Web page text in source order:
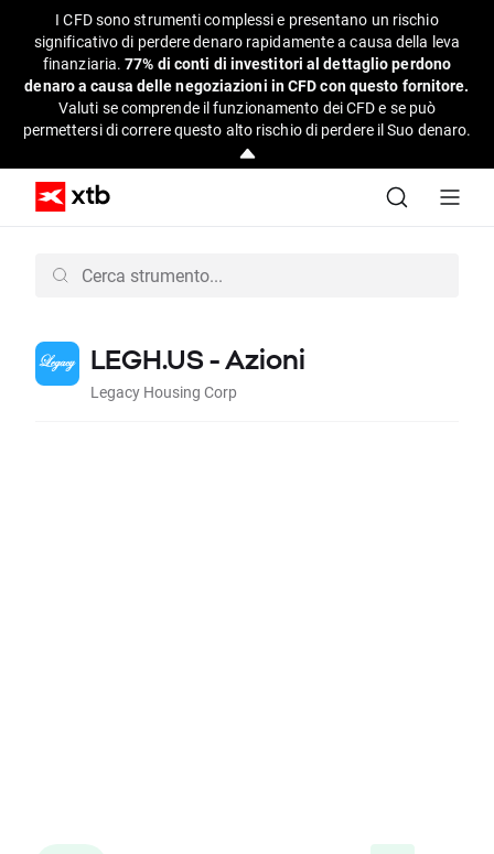
I CFD sono strumenti complessi e presentano un rischio
significativo di perdere denaro rapidamente a causa della leva
finanziaria.77% di conti di investitori al dettaglio perdono
denaro a causa delle negoziazioni in CFD con questo fornitore.
Valuti se comprende il funzionamento dei CFD e se può
permettersi di correre questo alto rischio di perdere il Suo denaro.
LEGH.US - Azioni
Legacy Housing Corp